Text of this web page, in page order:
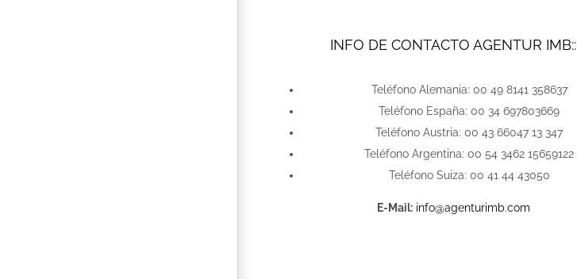
INFO DE CONTACTO AGENTUR IMB::
Teléfono Alemania: 00 49 8141 358637
Teléfono España: 00 34 697803669
Teléfono Austria: 00 43 66047 13 347
Teléfono Argentina: 00 54 3462 15659122
Teléfono Suiza: 00 41 44 43050
E-Mail: info@agenturimb.com